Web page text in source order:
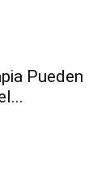
Pueden